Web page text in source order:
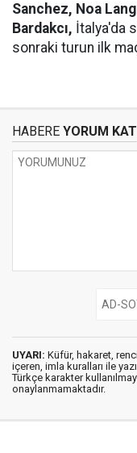
Sanchez, Noa Lang
Bardakcı, İtalya'da
sonraki turun ilk
HABERE YORUM KAT
UYARI: Küfür, hakaret,
içeren, imla kuralları ile
Türkçe karakter
onaylanmamaktadır.